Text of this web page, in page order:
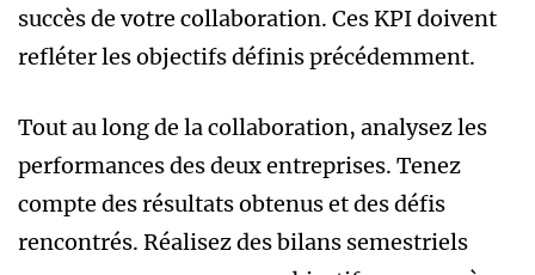
succès de votre collaboration. Ces KPI doivent
refléter les objectifs définis précédemment.
Tout au long de la collaboration, analysez les
performances des deux entreprises. Tenez
compte des résultats obtenus et des défis
rencontrés. Réalisez des bilans semestriels